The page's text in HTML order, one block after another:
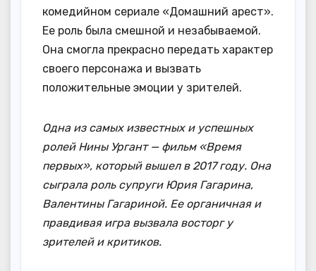
комедийном сериале «Домашний арест».
Ее роль была смешной и незабываемой.
Она смогла прекрасно передать характер
своего персонажа и вызвать
положительные эмоции у зрителей.
Одна из самых известных и успешных
ролей Нины Ургант — фильм «Время
первых», который вышел в 2017 году. Она
сыграла роль супруги Юрия Гагарина,
Валентины Гагариной. Ее органичная и
правдивая игра вызвала восторг у
зрителей и критиков.